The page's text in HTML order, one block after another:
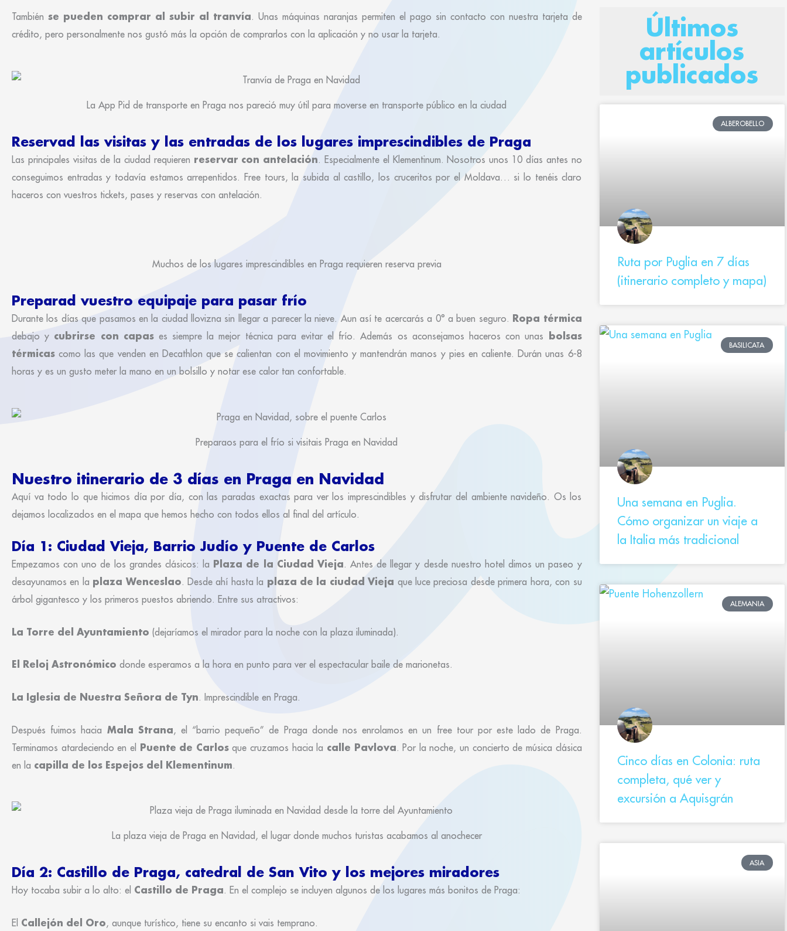
También se pueden comprar al subir al tranvía. Unas máquinas naranjas permiten el pago sin contacto con nuestra tarjeta de
crédito, pero personalmente nos gustó más la opción de comprarlos con la aplicación y no usar la tarjeta.
La App Pid de transporte en Praga nos pareció muy útil para moverse en transporte público en la ciudad
Reservad las visitas y las entradas de los lugares imprescindibles de Praga
Las principales visitas de la ciudad requieren reservar con antelación. Especialmente el Klementinum. Nosotros unos 10 días antes no
conseguimos entradas y todavía estamos arrepentidos. Free tours, la subida al castillo, los cruceritos por el Moldava… si lo tenéis claro
haceros con vuestros tickets, pases y reservas con antelación.
Muchos de los lugares imprescindibles en Praga requieren reserva previa
Preparad vuestro equipaje para pasar frío
Durante los días que pasamos en la ciudad llovizna sin llegar a parecer la nieve. Aun así te acercarás a 0° a buen seguro. Ropa térmica
debajo y cubrirse con capases siempre la mejor técnica para evitar el frío. Además os aconsejamos haceros con unas
bolsas
térmicas como las que venden en Decathlon que se calientan con el movimiento y mantendrán manos y pies en caliente. Durán unas 6-8
horas y es un gusto meter la mano en un bolsillo y notar ese calor tan confortable.
Preparaos para el frío si visitais Praga en Navidad
Nuestro itinerario de 3 días en Praga en Navidad
Aquí va todo lo que hicimos día por día, con las paradas exactas para ver los imprescindibles y disfrutar del ambiente navideño. Os los
dejamos localizados en el mapa que hemos hecho con todos ellos al final del artículo.
Día 1: Ciudad Vieja, Barrio Judío y Puente de Carlos
Empezamos con uno de los grandes clásicos: la Plaza de la Ciudad Vieja. Antes de llegar y desde nuestro hotel dimos un paseo y
desayunamos en la plaza Wenceslao. Desde ahí hasta la plaza de la ciudad Vieja que luce preciosa desde primera hora, con su
árbol gigantesco y los primeros puestos abriendo. Entre sus atractivos:
La Torre del Ayuntamiento (dejaríamos el mirador para la noche con la plaza iluminada).
El Reloj Astronómico donde esperamos a la hora en punto para ver el espectacular baile de marionetas.
La Iglesia de Nuestra Señora de Tyn. Imprescindible en Praga.
Después fuimos hacia Mala Strana, el “barrio pequeño” de Praga donde nos enrolamos en un free tour por este lado de Praga.
Terminamos atardeciendo en el Puente de Carlosque cruzamos hacia la calle Pavlova. Por la noche, un concierto de música clásica
en la capilla de los Espejos del Klementinum.
La plaza vieja de Praga en Navidad, el lugar donde muchos turistas acabamos al anochecer
Día 2: Castillo de Praga, catedral de San Vito y los mejores miradores
Hoy tocaba subir a lo alto: el Castillo de Praga. En el complejo se incluyen algunos de los lugares más bonitos de Praga:
El Callejón del Oro, aunque turístico, tiene su encanto si vais temprano.
Últimos
artículos
publicados
ALBEROBELLO
Ruta por Puglia en 7 días
(itinerario completo y mapa)
BASILICATA
Una semana en Puglia.
Cómo organizar un viaje a
la Italia más tradicional
ALEMANIA
Cinco días en Colonia: ruta
completa, qué ver y
excursión a Aquisgrán
ASIA